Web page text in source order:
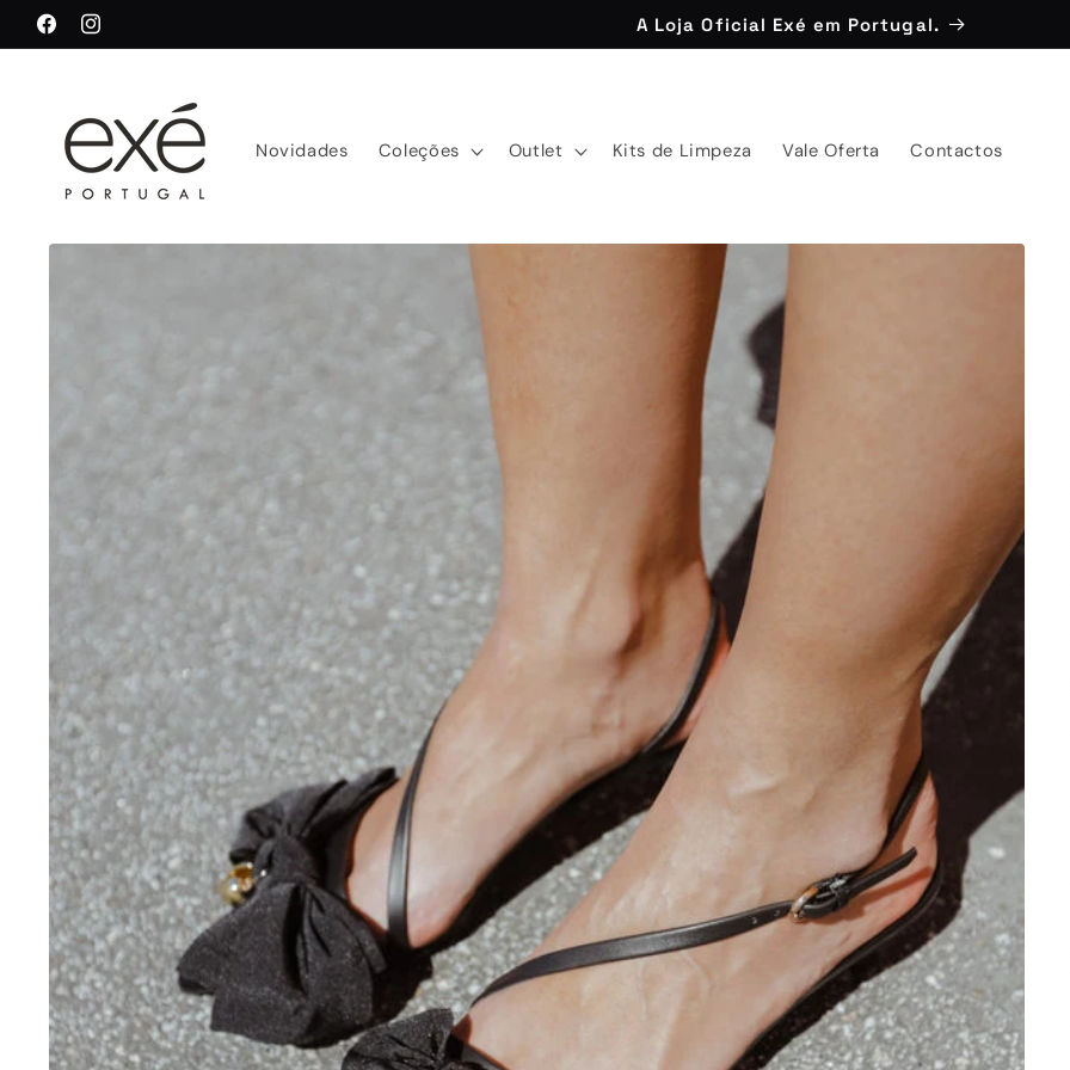
para o
conteúdo
FacebookInstagram
A Loja Oficial Exé em Portugal.
Novidades Coleções Outlet Kits de Limpeza Vale Oferta Contactos
Saltar para